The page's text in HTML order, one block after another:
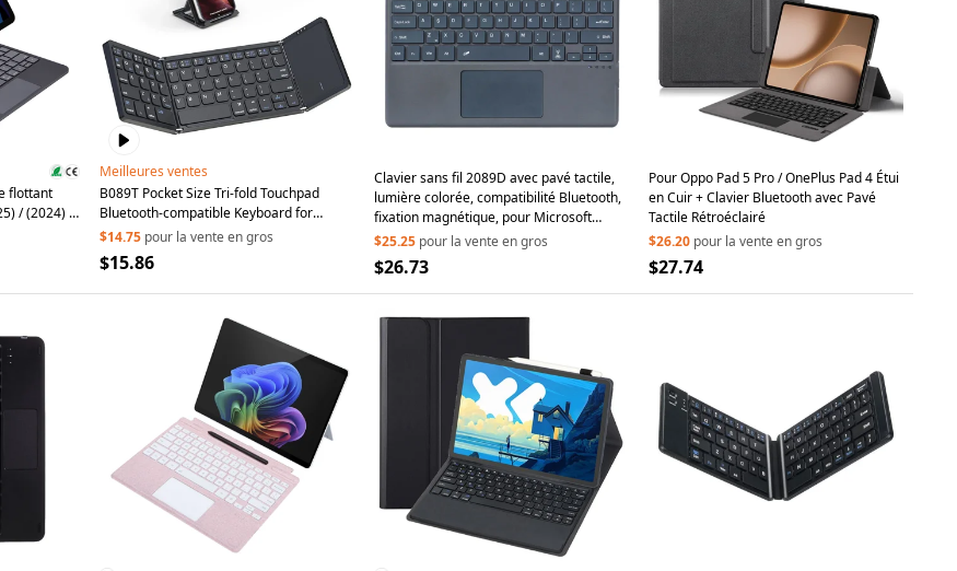
flottant
/ (2024) /
(2022) /
tactile -
Meilleures ventes
B089T Pocket Size Tri-fold Touchpad
Bluetooth-compatible Keyboard for
Android / Windows / iOS, with Phone
Bracket - Black
$14.75 pour la vente en gros
$15.86
Clavier sans fil 2089D avec pavé tactile,
lumière colorée, compatibilité Bluetooth,
fixation magnétique, pour Microsoft
Surface Pro 11 / 10 / 9 / 8 / X
$25.25 pour la vente en gros
$26.73
Pour Oppo Pad 5 Pro / OnePlus Pad 4 Étui
en Cuir + Clavier Bluetooth avec Pavé
Tactile Rétroéclairé
$26.20 pour la vente en gros
$27.74